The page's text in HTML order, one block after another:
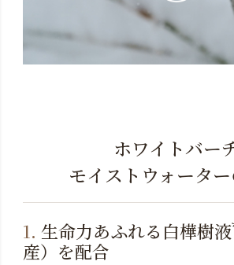
ホワイトバー
モイストウォータ
1. 生命力あふれる白樺樹液
産）を配合